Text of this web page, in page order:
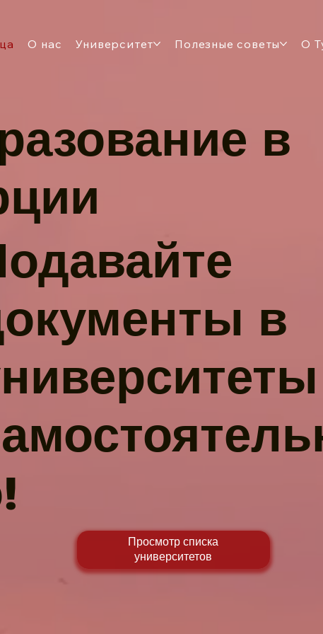
О нас Университет Полезные советы О
в
в
Просмотр списка
университетов